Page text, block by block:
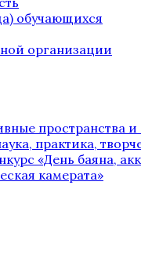
обучающихся
организации
пространства
практика,
«День баяна,
камерата»